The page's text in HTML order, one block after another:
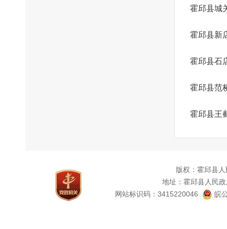
霍邱县城
霍邱县新
霍邱县石
霍邱县范
霍邱县王
版权：霍邱县
地址：霍邱县人民
网站标识码：3415220046
皖